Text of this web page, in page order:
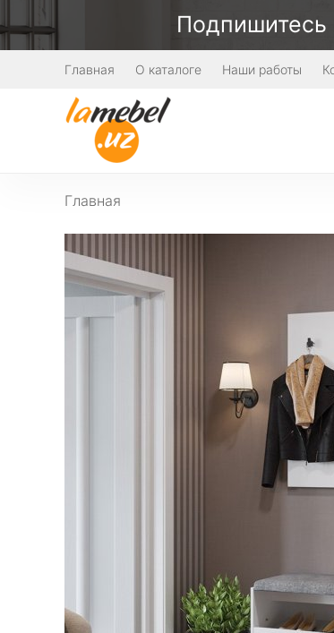
Подпишитесь
Главная О каталоге Наши работы
Главная